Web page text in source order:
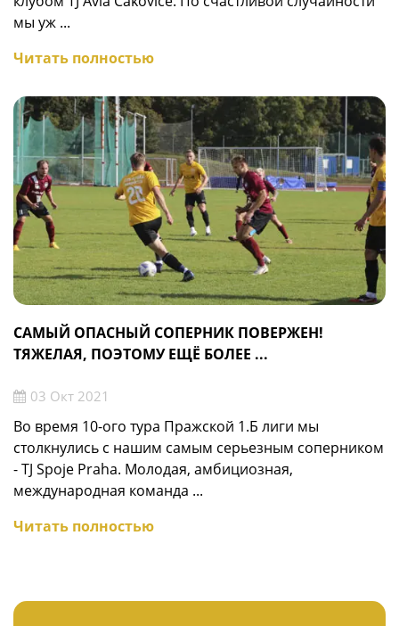
мы уж ...
Читать полностью
САМЫЙ ОПАСНЫЙ СОПЕРНИК ПОВЕРЖЕН!
ТЯЖЕЛАЯ, ПОЭТОМУ ЕЩЁ БОЛЕЕ ...
03 Окт 2021
Во время 10-ого тура Пражской 1.Б лиги мы
столкнулись с нашим самым серьезным соперником
- TJ Spoje Praha. Молодая, амбициозная,
международная команда ...
Читать полностью